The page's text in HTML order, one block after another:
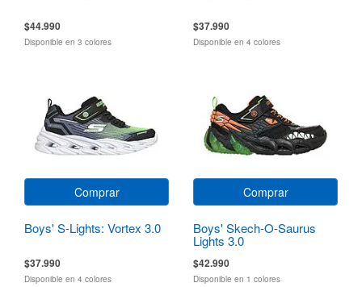
$44.990
Disponible en 3 colores
$37.990
Disponible en 4 colores
Comprar
Boys' S-Lights: Vortex 3.0
$37.990
Disponible en 4 colores
Comprar
Boys' Skech-O-Saurus
Lights 3.0
$42.990
Disponible en 1 colores